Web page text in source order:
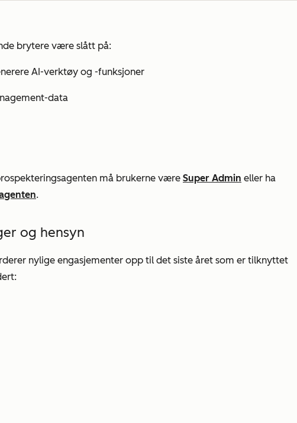
brytere være slått på:
AI-verktøy og -funksjoner
data
må brukerne være Super Admin eller ha
.
og hensyn
nylige engasjementer opp til det siste året som er tilknyttet